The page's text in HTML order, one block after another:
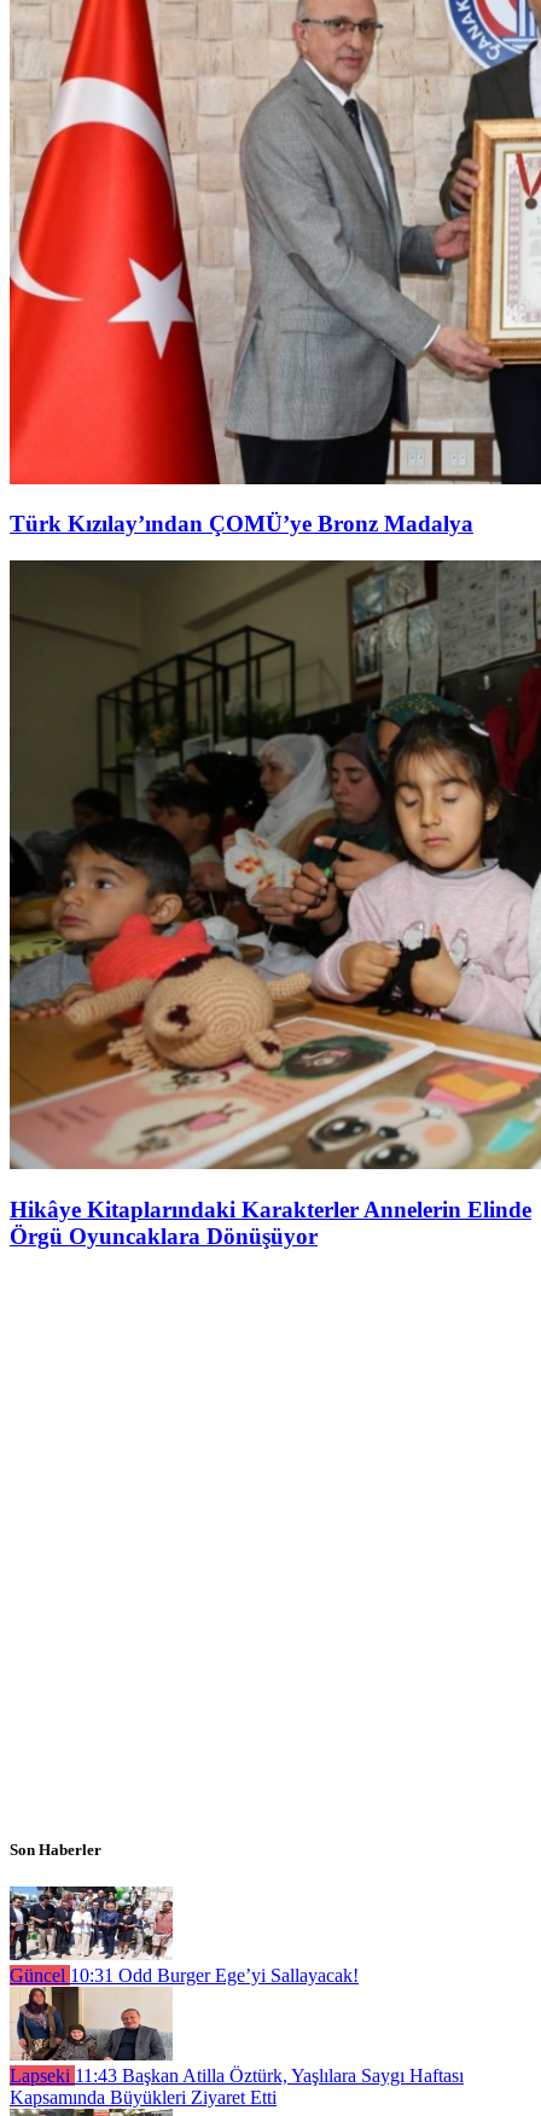
Türk Kızılay’ından ÇOMÜ’ye Bronz Madalya
Hikâye Kitaplarındaki Karakterler Annelerin Elinde
Örgü Oyuncaklara Dönüşüyor
Son Haberler
Güncel 10:31 Odd Burger Ege’yi Sallayacak!
Lapseki 11:43 Başkan Atilla Öztürk, Yaşlılara Saygı Haftası
Kapsamında Büyükleri Ziyaret Etti